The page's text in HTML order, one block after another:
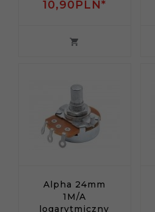
10,90PLN*
Alpha 24mm
1M/A
logarytmiczny